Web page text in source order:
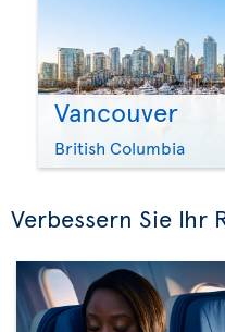
Vancouver
British Columbia
Verbessern Sie Ihr